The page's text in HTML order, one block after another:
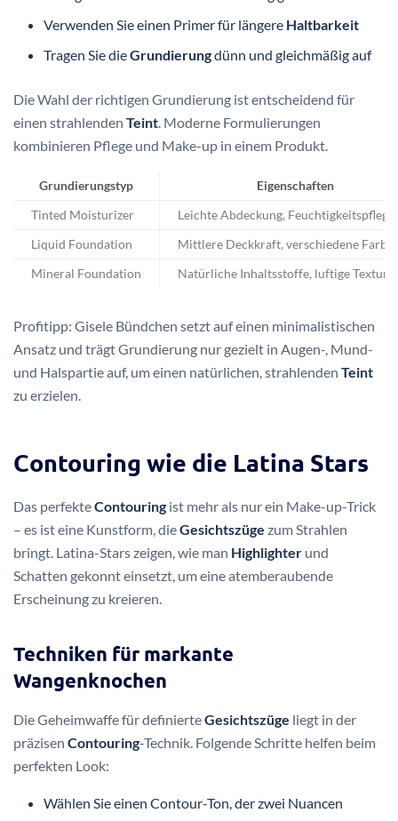
Verwenden Sie einen Primer für längere Haltbarkeit
Tragen Sie dieGrundierungdünn und gleichmäßig auf
Die Wahl der richtigen Grundierung ist entscheidend für
einen strahlenden Teint. Moderne Formulierungen
kombinieren Pflege und Make-up in einem Produkt.
Grundierungstyp Eigenschaften
Tinted Moisturizer Leichte Abdeckung, Feuchtigkeitspflege
Liquid Foundation Mittlere Deckkraft, verschiedene
Mineral Foundation Natürliche Inhaltsstoffe, luftige Textur
Profitipp: Gisele Bündchen setzt auf einen minimalistischen
Ansatz und trägt Grundierung nur gezielt in Augen-, Mund-
und Halspartie auf, um einen natürlichen, strahlenden Teint
zu erzielen.
Contouring wie die Latina Stars
Das perfekteContouring ist mehr als nur ein Make-up-Trick
– es ist eine Kunstform, dieGesichtszüge zum Strahlen
bringt. Latina-Stars zeigen, wie man Highlighter und
Schatten gekonnt einsetzt, um eine atemberaubende
Erscheinung zu kreieren.
Techniken für markante
Wangenknochen
Die Geheimwaffe für definierteGesichtszüge liegt in der
präzisen Contouring-Technik. Folgende Schritte helfen beim
perfekten Look:
Wählen Sie einen Contour-Ton, der zwei Nuancen